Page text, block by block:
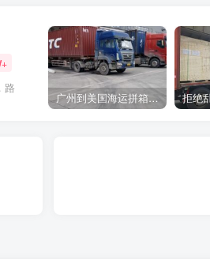
路
广州到美国海运拼箱多少钱？2024年最新运费构成+隐藏费用避坑指南